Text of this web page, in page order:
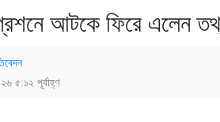
আটকে ফিরে এলেন
৫:১২ পূর্বাহ্ণ